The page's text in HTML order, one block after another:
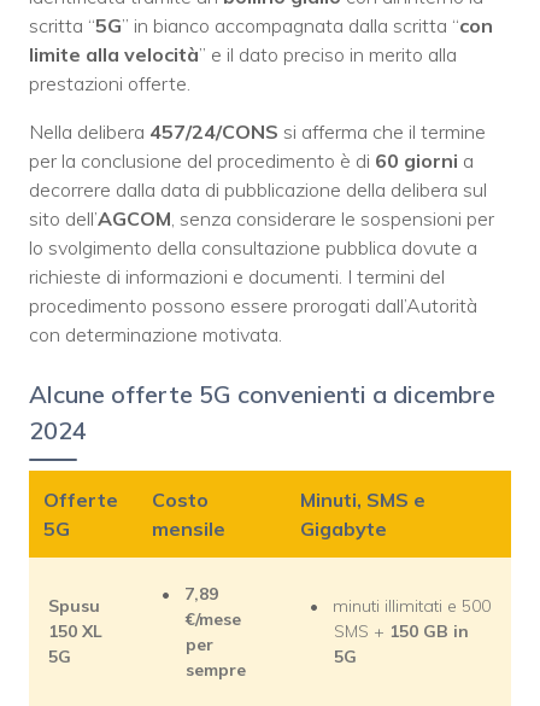
scritta “5G” in bianco accompagnata dalla scritta “con
limite alla velocità” e il dato preciso in merito alla
prestazioni offerte.
Nella delibera 457/24/CONS si afferma che il termine
per la conclusione del procedimento è di 60 giorni a
decorrere dalla data di pubblicazione della delibera sul
sito dell’AGCOM, senza considerare le sospensioni per
lo svolgimento della consultazione pubblica dovute a
richieste di informazioni e documenti. I termini del
procedimento possono essere prorogati dall’Autorità
con determinazione motivata.
Alcune offerte 5G convenienti a dicembre
2024
Offerte
5G
Costo
mensile
Minuti, SMS e
Gigabyte
Spusu
150 XL
5G
7,89
€/mese
per
sempre
minuti illimitati e 500
SMS + 150 GB in
5G